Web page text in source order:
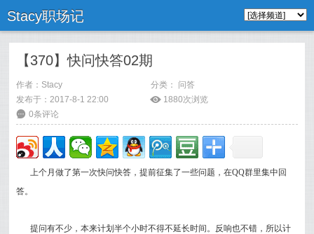
Stacy职场记
【370】快问快答02期
作者： Stacy 分类： 问答
发布于：2017-8-1 22:00
ė 1880次浏览
6 0条评论
上个月做了第一次快问快答，提前征集了一些问题，在QQ群里集中回
答。
提问有不少，本来计划半个小时不得不延长时间。反响也不错，所以计